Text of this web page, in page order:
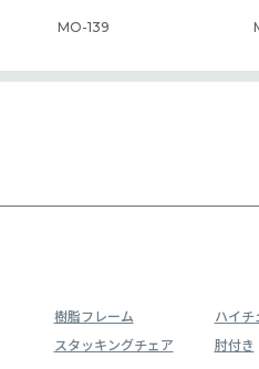
MO-139
樹脂フレーム ハイチ
スタッキングチェア 肘付き